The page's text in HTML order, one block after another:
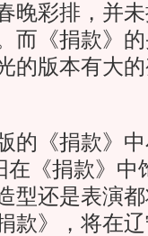
晚彩排，并
而《捐款》
的版本有大
《捐款》中
在《捐款》
型还是表演
款》，将在